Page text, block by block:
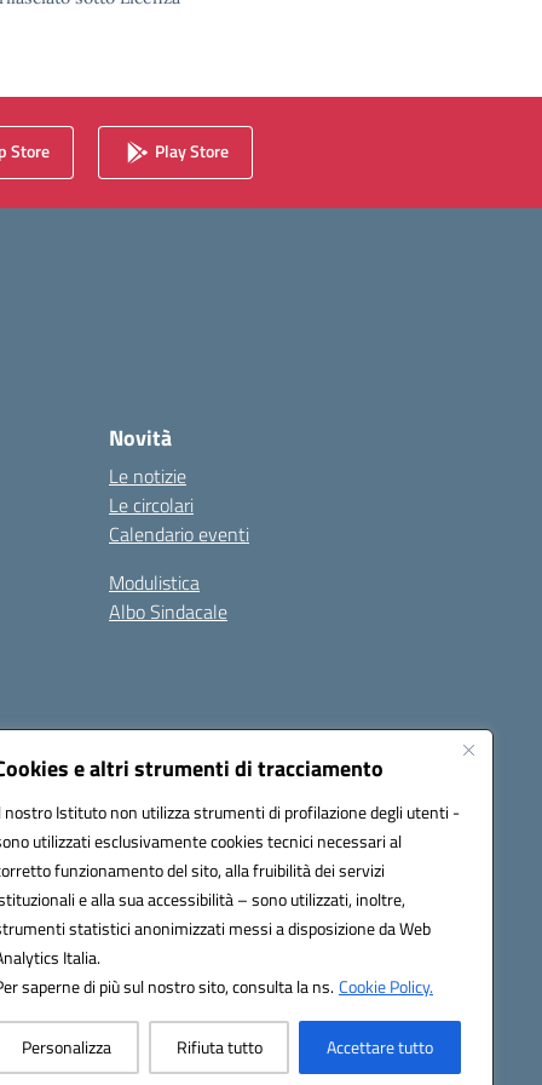
e altri strumenti di tracciamento
nostro Istituto non utilizza strumenti di profilazione degli utenti -
utilizzati esclusivamente cookies tecnici necessari al
funzionamento del sito, alla fruibilità dei servizi
e alla sua accessibilità – sono utilizzati, inoltre,
statistici anonimizzati messi a disposizione da Web
Italia.
saperne di più sul nostro sito, consulta la ns.Cookie Policy.
Personalizza Rifiuta tutto Accettare tutto
Store Play Store
Novità
Le notizie
Le circolari
Calendario eventi
Modulistica
Albo Sindacale